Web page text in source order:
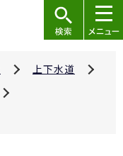
上下水道